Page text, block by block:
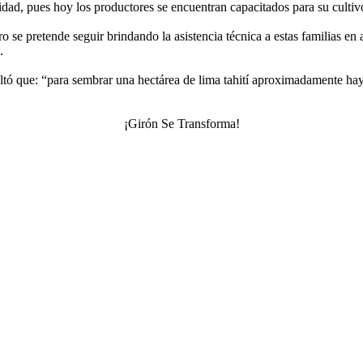
pues hoy los productores se encuentran capacitados para su
pretende seguir brindando la asistencia técnica a estas familias
“para sembrar una hectárea de lima tahití aproximadamente
¡Girón Se Transforma!